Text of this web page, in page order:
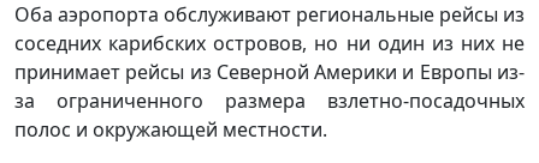
Оба аэропорта обслуживают региональные рейсы из
соседних карибских островов, но ни один из них не
принимает рейсы из Северной Америки и Европы из-
за ограниченного размера взлетно-посадочных
полос и окружающей местности.